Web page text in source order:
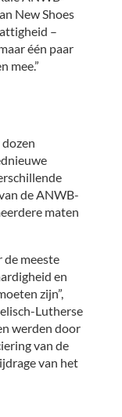
New Shoes
–
één paar
mee.”
de ANWB-
maten
de meeste
en
zijn”,
Lutherse
werden door
van de
van het